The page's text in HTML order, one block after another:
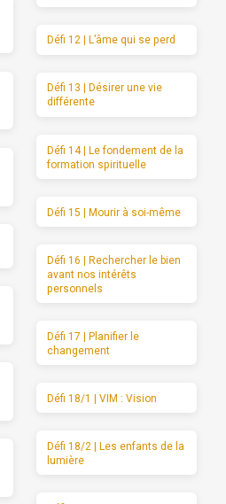
Défi 12 | L’âme qui se perd
Défi 13 | Désirer une vie
différente
Défi 14 | Le fondement de la
formation spirituelle
Défi 15 | Mourir à soi-même
Défi 16 | Rechercher le bien
avant nos intérêts
personnels
Défi 17 | Planifier le
changement
Défi 18/1 | VIM : Vision
Défi 18/2 | Les enfants de la
lumière